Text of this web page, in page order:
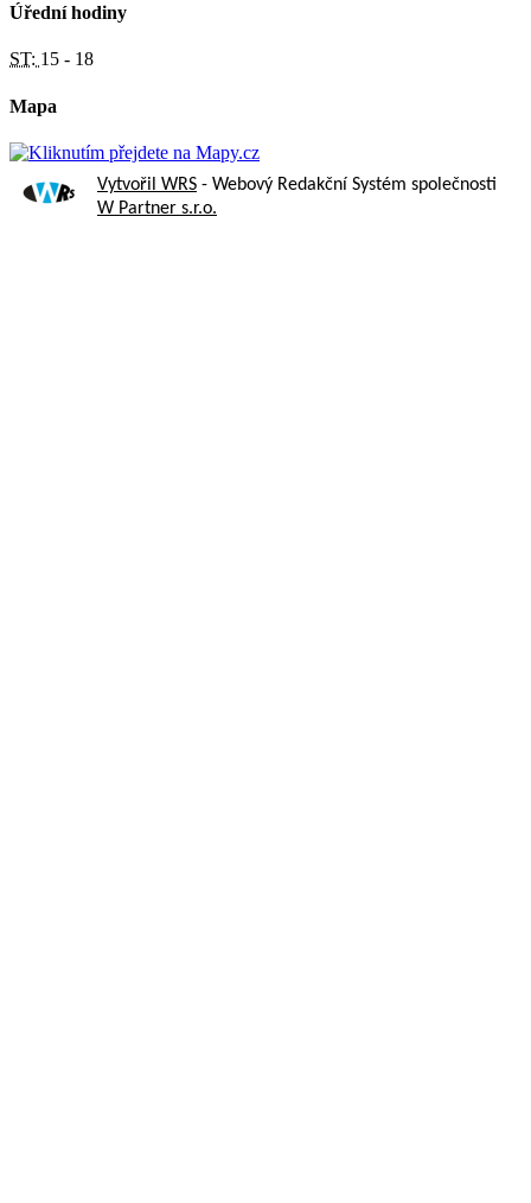
Úřední hodiny
ST: 15 - 18
Mapa
Vytvořil WRS - Webový Redakční Systém společnosti
W Partner s.r.o.